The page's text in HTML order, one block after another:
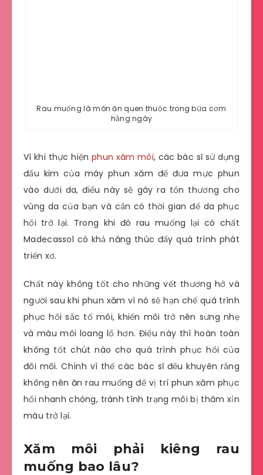
Rau muống là món ăn quen thuộc trong bữa cơm
hằng ngày
Vì khi thực hiện phun xăm môi, các bác sĩ sử dụng
đầu kim của máy phun xăm để đưa mực phun
vào dưới da, điều này sẽ gây ra tổn thương cho
vùng da của bạn và cần có thời gian để da phục
hồi trở lại. Trong khi đó rau muống lại có chất
Madecassol có khả năng thúc đẩy quá trình phát
triển xơ.
Chất này không tốt cho những vết thương hở và
người sau khi phun xăm vì nó sẽ hạn chế quá trình
phục hồi sắc tố môi, khiến môi trở nên sưng nhẹ
và màu môi loang lổ hơn. Điều này thì hoàn toàn
không tốt chút nào cho quá trình phục hồi của
đôi môi. Chính vì thế các bác sĩ đều khuyên rằng
không nên ăn rau muống để vị trí phun xăm phục
hồi nhanh chóng, tránh tình trạng môi bị thâm xỉn
màu trở lại.
Xăm môi phải kiêng rau
muống bao lâu?